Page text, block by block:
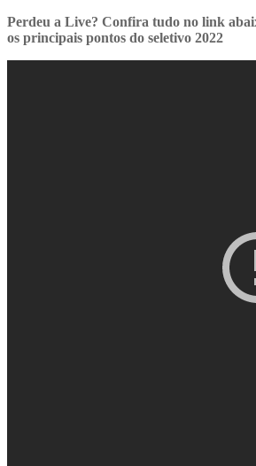
Perdeu a Live? Confira tudo no link
os principais pontos do seletivo 2022